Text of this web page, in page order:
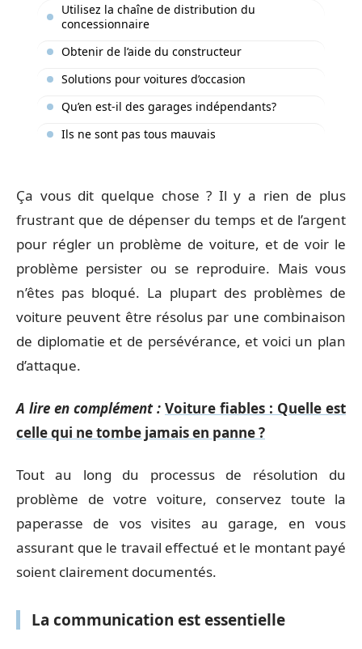
Utilisez la chaîne de distribution du
concessionnaire
Obtenir de l’aide du constructeur
Solutions pour voitures d’occasion
Qu’en est-il des garages indépendants?
Ils ne sont pas tous mauvais
Ça vous dit quelque chose ? Il y a rien de plus
frustrant que de dépenser du temps et de l’argent
pour régler un problème de voiture, et de voir le
problème persister ou se reproduire. Mais vous
n’êtes pas bloqué. La plupart des problèmes de
voiture peuvent être résolus par une combinaison
de diplomatie et de persévérance, et voici un plan
d’attaque.
A lire en complément : Voiture fiables : Quelle est
celle qui ne tombe jamais en panne ?
Tout au long du processus de résolution du
problème de votre voiture, conservez toute la
paperasse de vos visites au garage, en vous
assurant que le travail effectué et le montant payé
soient clairement documentés.
La communication est essentielle